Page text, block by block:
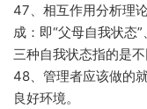
47、相互作用分析理
成：即“父母自我状态
三种自我状态指的是不
48、管理者应该做的
良好环境。